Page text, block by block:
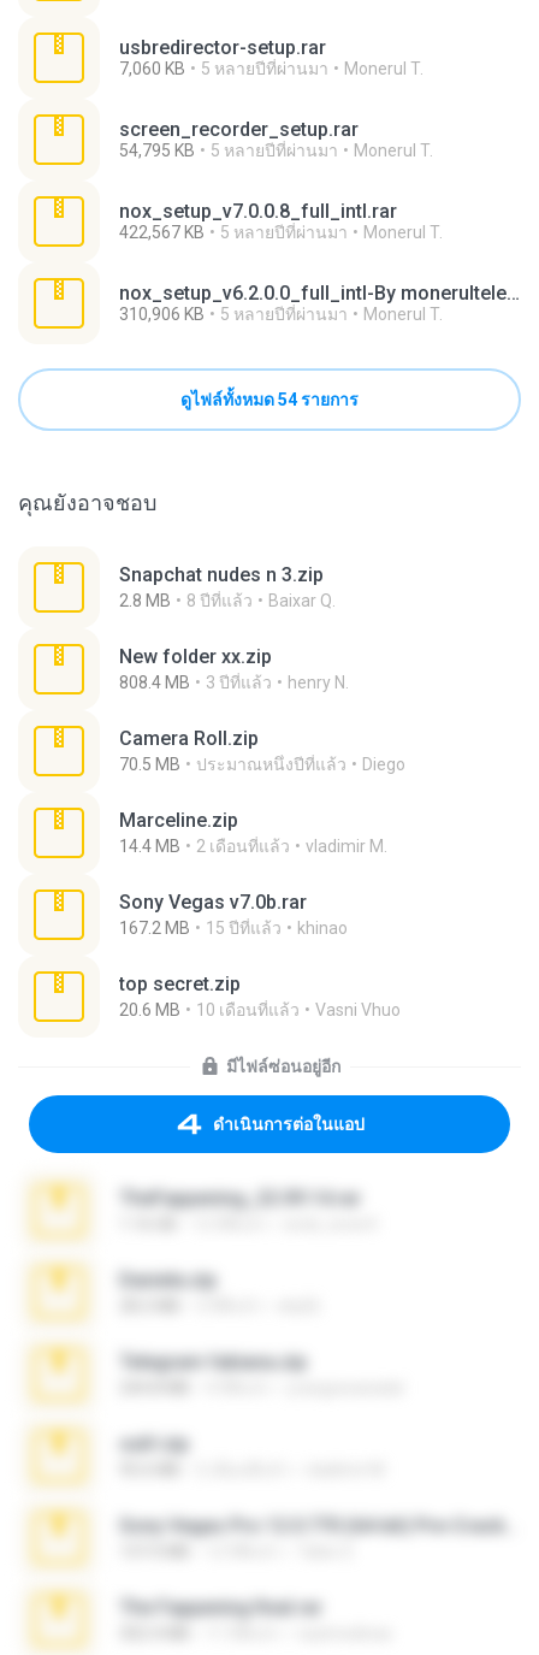
usbredirector-setup.rar
7,060 KB 5 หลายปีที่ผ่านมา Monerul T.
screen_recorder_setup.rar
54,795 KB 5 หลายปีที่ผ่านมา Monerul T.
nox_setup_v7.0.0.8_full_intl.rar
422,567 KB 5 หลายปีที่ผ่านมา Monerul T.
nox_setup_v6.2.0.0_full_intl-By monerultelecom.rar
310,906 KB 5 หลายปีที่ผ่านมา Monerul T.
ดูไฟล์ทั้งหมด 54 รายการ
คุณยังอาจชอบ
Snapchat nudes n 3.zip
2.8 MB 8 ปีที่แล้ว Baixar Q.
New folder xx.zip
808.4 MB 3 ปีที่แล้ว henry N.
Camera Roll.zip
70.5 MB ประมาณหนึ่งปีที่แล้ว Diego
Marceline.zip
14.4 MB 2 เดือนที่แล้ว vladimir M.
Sony Vegas v7.0b.rar
167.2 MB 15 ปีที่แล้ว khinao
top secret.zip
20.6 MB 10 เดือนที่แล้ว Vasni Vhuo
มีไฟล์ซ่อนอยู่อีก
ดำเนินการต่อในแอป
TheFappening_22.09.14.rar
Daniela.zip
Telegram fabiana.zip
ouh!.zip
The Fappening final.rar